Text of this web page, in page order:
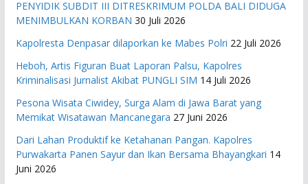
PENYIDIK SUBDIT III DITRESKRIMUM POLDA BALI DIDUGA
MENIMBULKAN KORBAN 30 Juli 2026
Kapolresta Denpasar dilaporkan ke Mabes Polri 22 Juli 2026
Heboh, Artis Figuran Buat Laporan Palsu, Kapolres
Kriminalisasi Jurnalist Akibat PUNGLI SIM 14 Juli 2026
Pesona Wisata Ciwidey, Surga Alam di Jawa Barat yang
Memikat Wisatawan Mancanegara 27 Juni 2026
Dari Lahan Produktif ke Ketahanan Pangan. Kapolres
Purwakarta Panen Sayur dan Ikan Bersama Bhayangkari 14
Juni 2026